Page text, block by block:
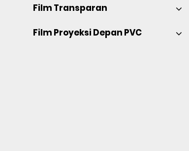
Film Transparan
Film Proyeksi Depan PVC